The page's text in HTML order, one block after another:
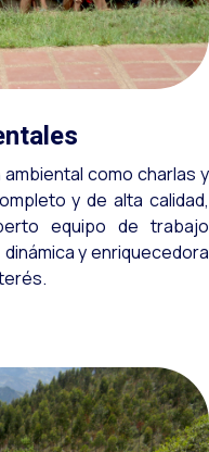
como charlas y
y de alta calidad,
equipo de trabajo
y enriquecedora